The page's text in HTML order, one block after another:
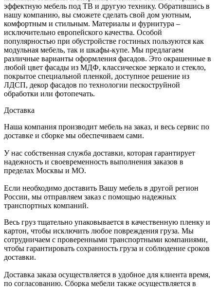
эффектную мебель под ТВ и другую технику. Обратившись в
нашу компанию, вы сможете сделать свой дом уютным,
комфортным и стильным. Материалы и фурнитура –
исключительно европейского качества. Особой
популярностью при обустройстве гостиных пользуются как
модульная мебель, так и шкафы-купе. Мы предлагаем
различные варианты оформления фасадов. Это окрашенные в
любой цвет фасады из МДФ, классическое зеркало и стекло,
покрытое специальной пленкой, доступное решение из
ЛДСП, декор фасадов по технологии пескоструйной
обработки или фотопечать.
Доставка
Наша компания производит мебель на заказ, и весь сервис по
доставке и сборке мы обеспечиваем сами.
У нас собственная служба доставки, которая гарантирует
надежность и своевременность выполнения заказов в
пределах Москвы и МО.
Если необходимо доставить Вашу мебель в другой регион
России, мы отправляем заказ с помощью надежных
транспортных компаний.
Весь груз тщательно упаковывается в качественную пленку и
картон, чтобы исключить любое повреждения груза. Мы
сотрудничаем с проверенными транспортными компаниями,
чтобы гарантировать сохранность груза и соблюдение сроков
доставки.
Доставка заказа осуществляется в удобное для клиента время,
по согласованию. Сборка мебели также осуществляется в